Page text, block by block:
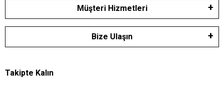
Müşteri Hizmetleri
Bize Ulaşın
Takipte Kalın